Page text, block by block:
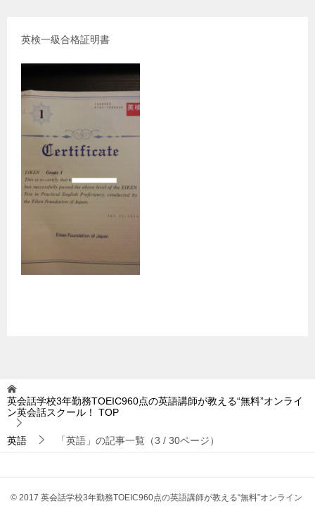
英検一級合格証明書
英会話学校3年勤務TOEIC960点の英語講師が教える“無料”オンライ
ン英会話スクール！
TOP
英語 「英語」の記事一覧（3 / 30ページ）
© 2017 英会話学校3年勤務TOEIC960点の英語講師が教える“無料”オンライン